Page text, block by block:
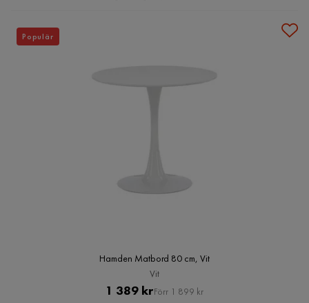
Hamden Matbord 80 cm, Vit
Vit
Pris
1 389 krOriginal
Förr 1 899 kr
Populär